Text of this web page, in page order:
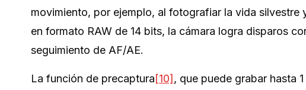
movimiento, por ejemplo, al fotografiar la vida
en formato RAW de 14 bits, la cámara logra disparos
seguimiento de AF/AE.
La función de precaptura[10] , que puede grabar hasta